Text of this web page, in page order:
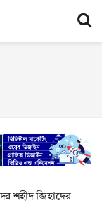
শহীদ জিহাদের